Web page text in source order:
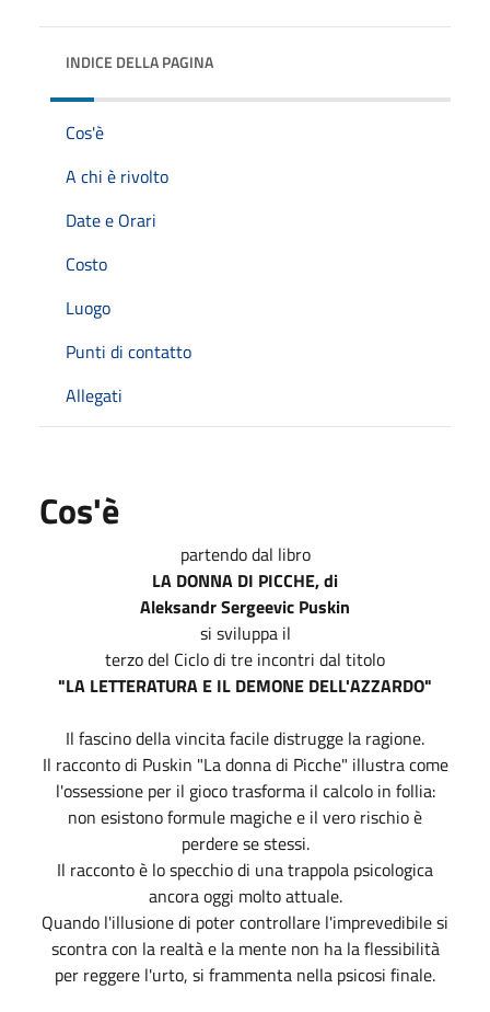
INDICE DELLA PAGINA
Cos'è
A chi è rivolto
Date e Orari
Costo
Luogo
Punti di contatto
Allegati
Cos'è
partendo dal libro
LA DONNA DI PICCHE, di
Aleksandr Sergeevic Puskin
si sviluppa il
terzo del Ciclo di tre incontri dal titolo
"LA LETTERATURA E IL DEMONE DELL'AZZARDO"
Il fascino della vincita facile distrugge la ragione.
Il racconto di Puskin "La donna di Picche" illustra come
l'ossessione per il gioco trasforma il calcolo in follia:
non esistono formule magiche e il vero rischio è
perdere se stessi.
Il racconto è lo specchio di una trappola psicologica
ancora oggi molto attuale.
Quando l'illusione di poter controllare l'imprevedibile si
scontra con la realtà e la mente non ha la flessibilità
per reggere l'urto, si frammenta nella psicosi finale.